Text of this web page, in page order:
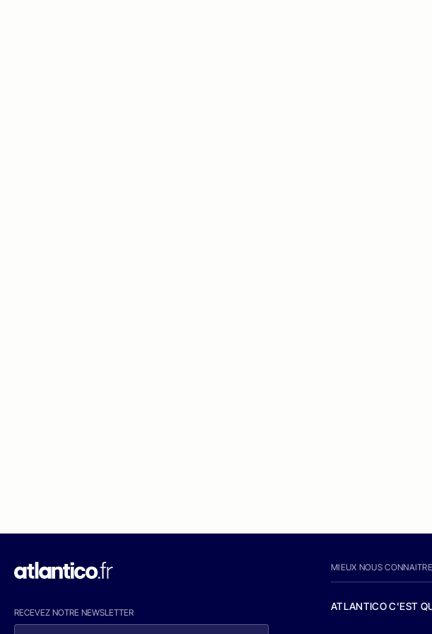
RECEVEZ NOTRE NEWSLETTER
MIEUX NOUS CONNAITRE
ATLANTICO C'EST